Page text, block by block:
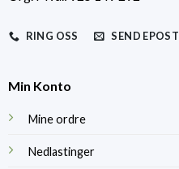
RING OSS SEND EPOST
Min Konto
Mine ordre
Nedlastinger